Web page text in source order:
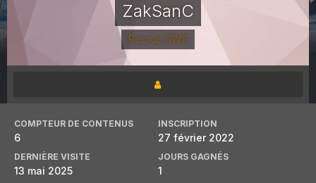
ZakSanC
Recrue SWS
COMPTEUR DE CONTENUS
6
INSCRIPTION
27 février 2022
DERNIÈRE VISITE
13 mai 2025
JOURS GAGNÉS
1